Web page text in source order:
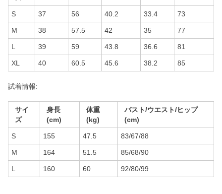
S 37 56 40.2 33.4 73
M 38 57.5 42 35 77
L 39 59 43.8 36.6 81
XL 40 60.5 45.6 38.2 85
試着情報:
サイ
ズ
身長
(cm)
体重
(kg)
バスト/ウエスト/ヒップ
(cm)
S 155 47.5 83/67/88
M 164 51.5 85/68/90
L 160 60 92/80/99